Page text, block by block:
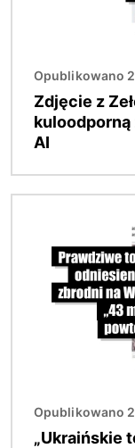
Opublikowano
Zdjęcie z
kuloodporną
AI
Opublikowano
„Ukraińskie